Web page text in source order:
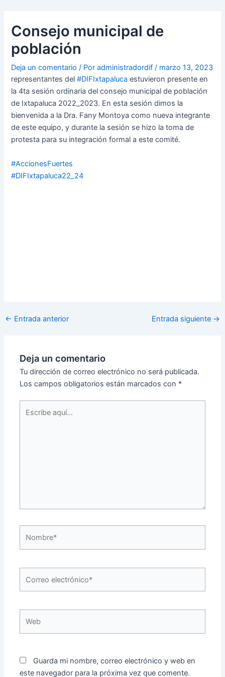
contenido
Consejo municipal de
población
Deja un comentario / Poradministradordif/ marzo 13, 2023
representantes del#DIFIxtapaluca estuvieron presente en
la 4ta sesión ordinaria del consejo municipal de población
de Ixtapaluca 2022_2023. En esta sesión dimos la
bienvenida a la Dra. Fany Montoya como nueva integrante
de este equipo, y durante la sesión se hizo la toma de
protesta para su integración formal a este comité.
#AccionesFuertes
#DIFIxtapaluca22_24
entradas
← Entrada anterior Entrada siguiente →
Deja un comentario
Tu dirección de correo electrónico no será publicada.
Los campos obligatorios están marcados con *
electrónico*
Guarda mi nombre, correo electrónico y web en
este navegador para la próxima vez que comente.